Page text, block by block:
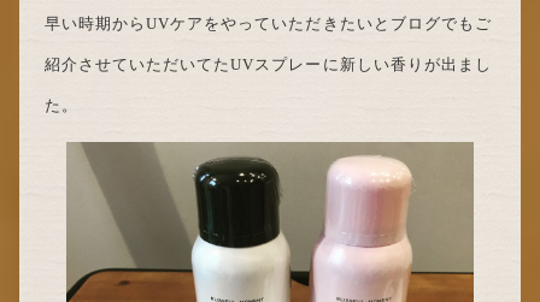
早い時期からUVケアをやっていただきたいとブログでもご
紹介させていただいてたUVスプレーに新しい香りが出まし
た。